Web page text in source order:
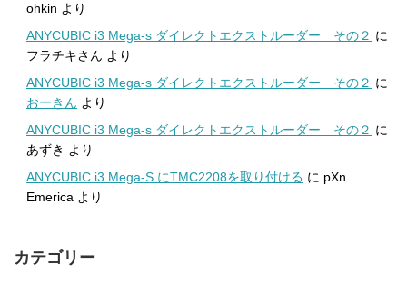
ohkin より
ANYCUBIC i3 Mega-s ダイレクトエクストルーダー その２ に
フラチキさん より
ANYCUBIC i3 Mega-s ダイレクトエクストルーダー その２ に
おーきん より
ANYCUBIC i3 Mega-s ダイレクトエクストルーダー その２ に
あずき より
ANYCUBIC i3 Mega-S にTMC2208を取り付ける に pXn
Emerica より
カテゴリー